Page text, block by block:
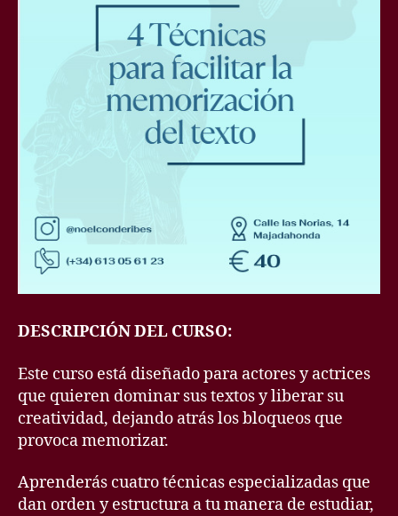
DESCRIPCIÓN DEL CURSO:
Este curso está diseñado para actores y actrices
que quieren dominar sus textos y liberar su
creatividad, dejando atrás los bloqueos que
provoca memorizar.
Aprenderás cuatro técnicas especializadas que
dan orden y estructura a tu manera de estudiar,